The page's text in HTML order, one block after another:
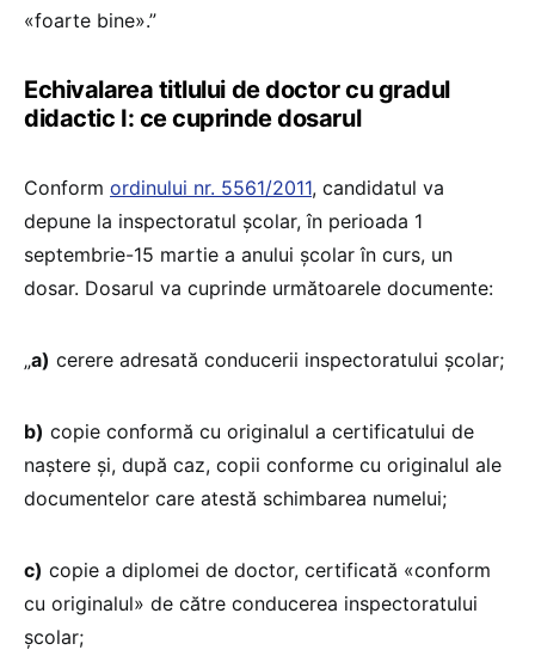
«foarte bine».”
Echivalarea titlului de doctor cu gradul
didactic I: ce cuprinde dosarul
Conform ordinului nr. 5561/2011, candidatul va
depune la inspectoratul școlar, în perioada 1
septembrie-15 martie a anului școlar în curs, un
dosar. Dosarul va cuprinde următoarele documente:
„a) cerere adresată conducerii inspectoratului școlar;
b) copie conformă cu originalul a certificatului de
naștere și, după caz, copii conforme cu originalul ale
documentelor care atestă schimbarea numelui;
c) copie a diplomei de doctor, certificată «conform
cu originalul» de către conducerea inspectoratului
școlar;